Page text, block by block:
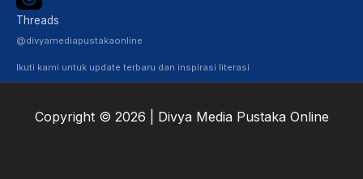
Threads
@divyamediapustakaonline
Ikuti kami untuk update terbaru dan inspirasi literasi
Copyright © 2026 | Divya Media Pustaka Online